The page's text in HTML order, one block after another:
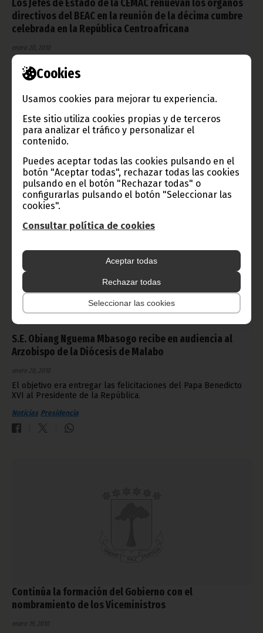
Cookies
Usamos cookies para mejorar tu experiencia.
Este sitio utiliza cookies propias y de terceros
para analizar el tráfico y personalizar el
contenido.
Puedes aceptar todas las cookies pulsando en el
botón "Aceptar todas", rechazar todas las cookies
pulsando en el botón "Rechazar todas" o
configurarlas pulsando el botón "Seleccionar las
cookies".
Consultar política de cookies
Aceptar todas
Rechazar todas
Seleccionar las cookies
Los Jefes de Estado de la CEMAC renuevan los órganos
directivos del BEAC en la reunión de la décima cumbre
celebrada en la República Centroafricana
enero 20, 2010
La décima cumbre de la Comunidad de los Estados de África
Central (CEMAC), celebrada recientemente en Banguí, capital
de la República Centroafricana, se ha caracterizado por la
resolución de varios acuerdos y la toma de medidas
importantísimas e inéditas desde la creación de ese
organismos económico subregional en 1964, entre ellos, la
sustitución del Gobernador del Banco de los Estados de África
Central (BEAC), el gabonés Philibert Andzembé por Lucas
Abaga Nchama, de Guinea Ecuatorial.
Noticias
S.E. Obiang Nguema Mbasogo recibe en audiencia al
Arzobispo de la Diócesis de Malabo
enero 20, 2010
El objetivo era entregar las felicitaciones del Papa Benedicto
XVI al Presidente de la República.
Noticias Presidencia
Continúa la formación del Gobierno con el
nombramiento de los Viceministros
enero 19, 2010